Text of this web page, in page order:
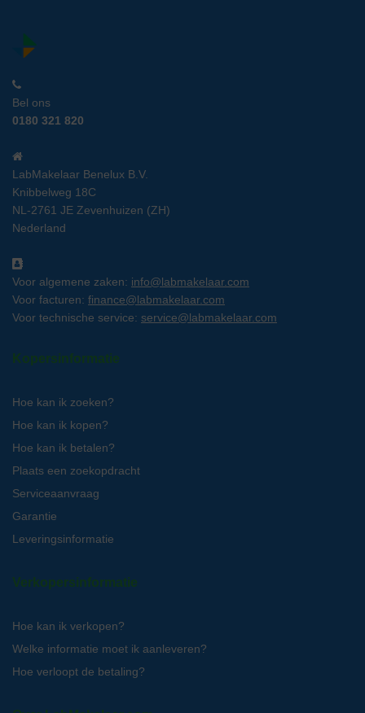
Bel ons
0180 321 820
LabMakelaar Benelux B.V.
Knibbelweg 18C
NL-2761 JE Zevenhuizen (ZH)
Nederland
Voor algemene zaken: info@labmakelaar.com
Voor facturen: finance@labmakelaar.com
Voor technische service: service@labmakelaar.com
Kopersinformatie
Hoe kan ik zoeken?
Hoe kan ik kopen?
Hoe kan ik betalen?
Plaats een zoekopdracht
Serviceaanvraag
Garantie
Leveringsinformatie
Verkopersinformatie
Hoe kan ik verkopen?
Welke informatie moet ik aanleveren?
Hoe verloopt de betaling?